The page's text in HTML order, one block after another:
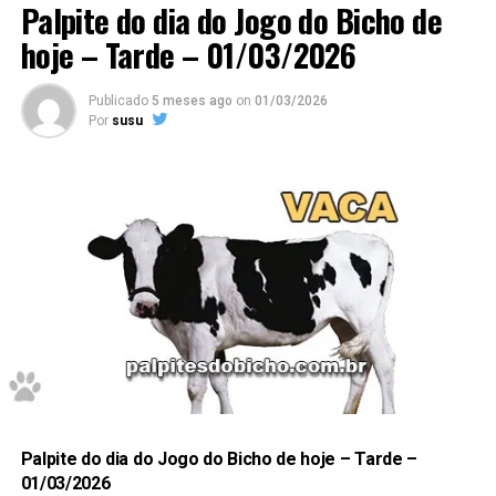
Grupo 16 / dezenas61 – 62
7162 – 4762 – 3562 – 7962
7
1 2
6
Dessa forma, para acompanhar previsões atualizadas
diariamente, acesse também a página de palpites do
jogo do bicho hoje.
Palpite do dia do Jogo do Bicho de
hoje – Tarde – 01/03/2026
Publicado 5 meses ago on 01/03/2026
Por susu
Palpite do dia do Jogo do Bicho de hoje – Tarde –
01/03/2026